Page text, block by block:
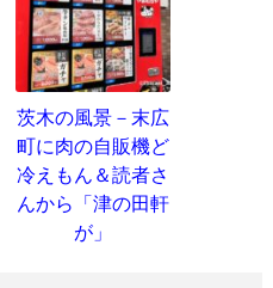
茨木の風景－末広
町に肉の自販機ど
冷えもん＆読者さ
んから「津の田軒
が」